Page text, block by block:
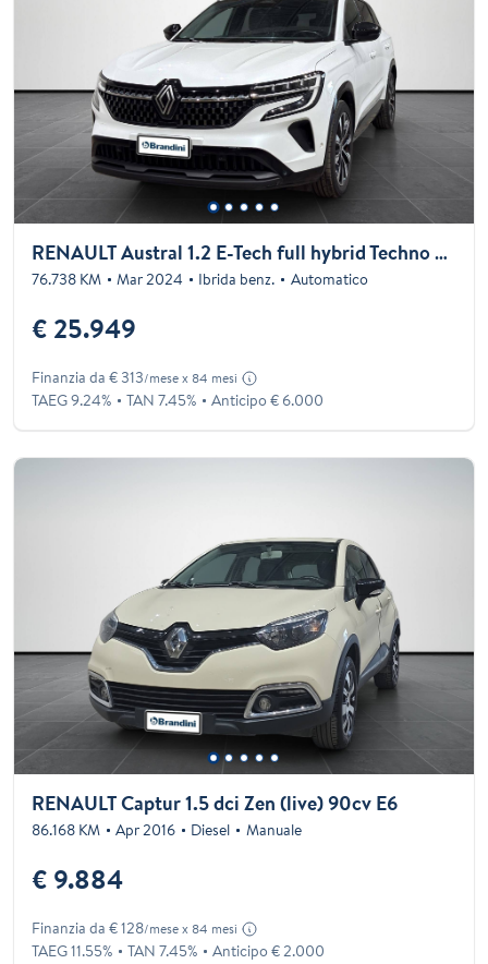
RENAULT Austral 1.2 E-Tech full hybrid Techno 200cv
76.738 KM Mar 2024 Ibrida benz. Automatico
€ 25.949
Finanzia da € 313/mese x 84 mesi
TAEG 9.24% TAN 7.45% Anticipo € 6.000
RENAULT Captur 1.5 dci Zen (live) 90cv E6
86.168 KM Apr 2016 Diesel Manuale
€ 9.884
Finanzia da € 128/mese x 84 mesi
TAEG 11.55% TAN 7.45% Anticipo € 2.000